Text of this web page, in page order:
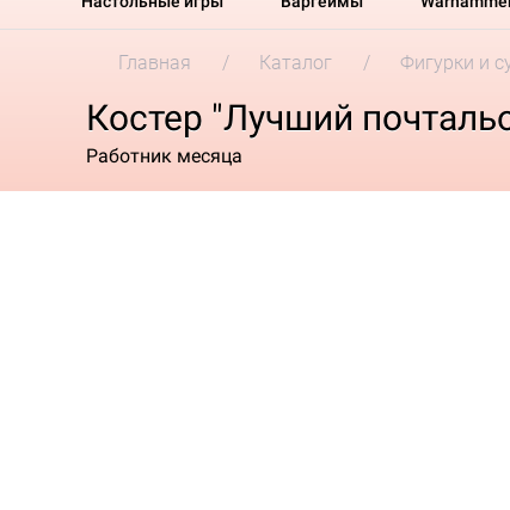
Главная Каталог Фигурки и
Костер "Лучший
Работник месяца